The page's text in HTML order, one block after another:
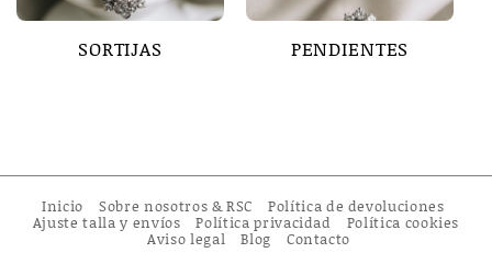
SORTIJAS PENDIENTES
Inicio Sobre nosotros & RSC
Política de devoluciones
Ajuste talla y envíos
Política privacidad
Política cookies
Aviso legal
Blog Contacto